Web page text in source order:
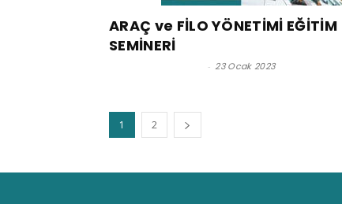
ARAÇ ve FİLO YÖNETİMİ EĞİTİM
SEMİNERİ
- 23 Ocak 2023
1 2